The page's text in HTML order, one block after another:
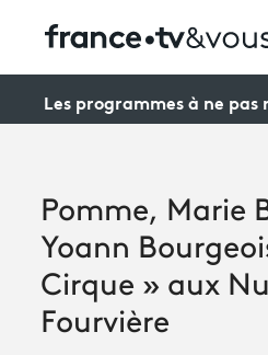
Creators
À la une
Participer et assister à une
Les programmes à ne pas
Pomme, Marie
Yoann
Cirque » aux
Fourvière